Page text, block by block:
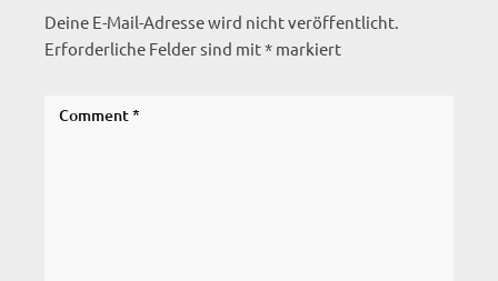
Deine E-Mail-Adresse wird nicht veröffentlicht.
Erforderliche Felder sind mit* markiert